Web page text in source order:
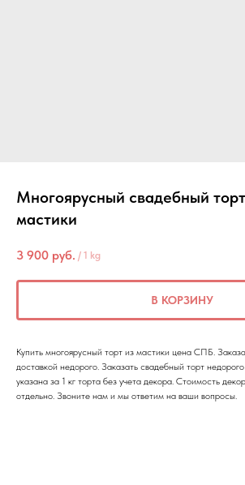
Многоярусный свадебный
мастики
3 900 руб. / 1 kg
В КОРЗИНУ
Купить многоярусный торт из мастики цена СПБ.
доставкой недорого. Заказать свадебный торт
указана за 1 кг торта без учета декора. Стоимость
отдельно. Звоните нам и мы ответим на ваши вопросы.